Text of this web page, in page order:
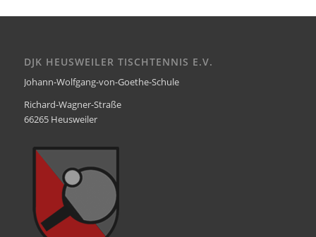
DJK HEUSWEILER TISCHTENNIS E.V.
Johann-Wolfgang-von-Goethe-Schule
Richard-Wagner-Straße
66265 Heusweiler